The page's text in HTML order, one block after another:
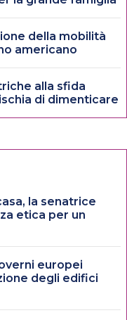
della mobilità
americano
alla sfida
di dimenticare
la senatrice
etica per un
europei
degli edifici